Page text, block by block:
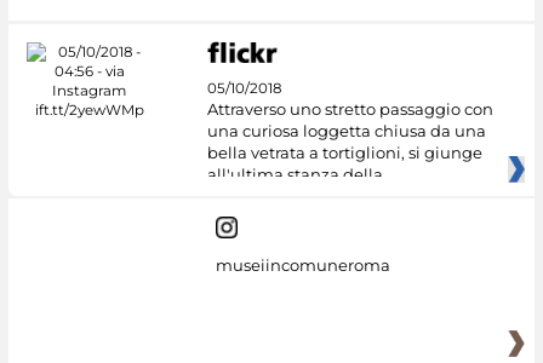
05/10/2018
Attraverso uno stretto passaggio con
una curiosa loggetta chiusa da una
bella vetrata a tortiglioni, si giunge
all'ultima stanza della
museiincomuneroma